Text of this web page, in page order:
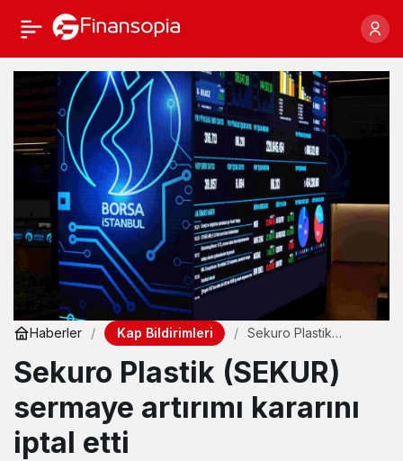
Haberler Kap Bildirimleri
Sekuro Plastik
artırımı kararını iptal
etti
Sekuro Plastik (SEKUR)
sermaye artırımı kararını
iptal etti